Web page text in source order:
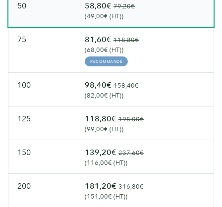
50 58,80€ 79,20€
(49,00€ (HT))
75 81,60€ 118,80€
(68,00€ (HT))
RECOMMANDÉ
100 98,40€ 158,40€
(82,00€ (HT))
125 118,80€ 198,00€
(99,00€ (HT))
150 139,20€ 237,60€
(116,00€ (HT))
200 181,20€ 316,80€
(151,00€ (HT))